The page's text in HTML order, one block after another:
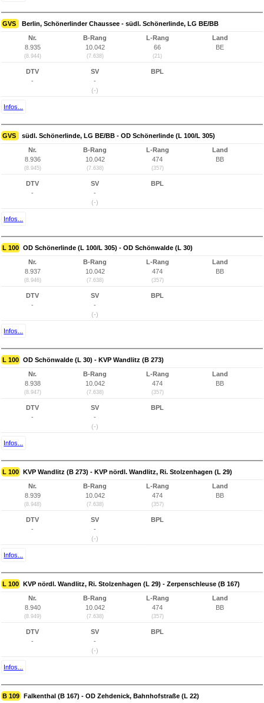
GVS Berlin, Schönerlinder Chaussee - südl. Schönerlinde, LG BE/BB
Nr.
8.935
(8.944)
B-Rang
10.042
(7.638)
L-Rang
66
(21)
Land
BE
DTV
-
SV
-
(-)
BPL
Infos...
GVS südl. Schönerlinde, LG BE/BB - OD Schönerlinde (L 100/L 305)
Nr.
8.936
(8.945)
B-Rang
10.042
(7.638)
L-Rang
474
(357)
Land
BB
DTV
-
SV
-
(-)
BPL
Infos...
L 100 OD Schönerlinde (L 100/L 305) - OD Schönwalde (L 30)
Nr.
8.937
(8.946)
B-Rang
10.042
(7.638)
L-Rang
474
(357)
Land
BB
DTV
-
SV
-
(-)
BPL
Infos...
L 100 OD Schönwalde (L 30) - KVP Wandlitz (B 273)
Nr.
8.938
(8.947)
B-Rang
10.042
(7.638)
L-Rang
474
(357)
Land
BB
DTV
-
SV
-
(-)
BPL
Infos...
L 100 KVP Wandlitz (B 273) - KVP nördl. Wandlitz, Ri. Stolzenhagen (L 29)
Nr.
8.939
(8.948)
B-Rang
10.042
(7.638)
L-Rang
474
(357)
Land
BB
DTV
-
SV
-
(-)
BPL
Infos...
L 100 KVP nördl. Wandlitz, Ri. Stolzenhagen (L 29) - Zerpenschleuse (B 167)
Nr.
8.940
(8.949)
B-Rang
10.042
(7.638)
L-Rang
474
(357)
Land
BB
DTV
-
SV
-
(-)
BPL
Infos...
B 109 Falkenthal (B 167) - OD Zehdenick, Bahnhofstraße (L 22)